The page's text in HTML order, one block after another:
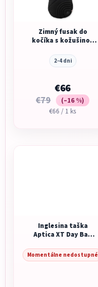
Zimný fusak do
kočíka s kožušinou
2-4 dni
€66
€79
(–16 %)
Jednotková
€66 / 1 ks
Inglesina taška
Aptica XT Day Bag
Momentálne nedostupné